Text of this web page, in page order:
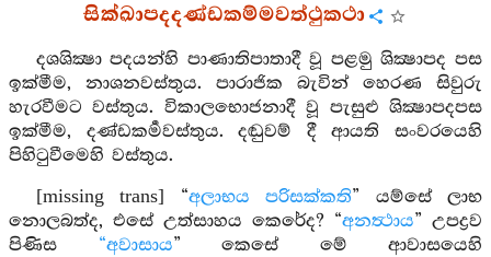
සික්ඛාපදදණ්ඩකම්මවත්ථුකථා
දශශික්‍ෂා පදයන්හි පාණාතිපාතාදී වූ පළමු ශික්‍ෂාපද පස
ඉක්මීම, නාශනවස්තුය. පාරාජික බැවින් හෙරණ සිවුරු
හැරවීමට වස්තුය. විකාලභොජනාදී වූ පැසුළු ශික්‍ෂාපදපස
ඉක්මීම, දණ්ඩකර්‍මවස්තුය. දඬුවම් දී ආයති සංවරයෙහි
පිහිටුවීමෙහි වස්තුය.
[missing trans] “අලාභය පරිසක්කති” යම්සේ ලාභ
නොලබත්ද, එසේ උත්සාහය කෙරේද? “අනත්‍ථාය” උපද්‍රව
පිණිස “අවාසාය” කෙසේ මේ ආවාසයෙහි